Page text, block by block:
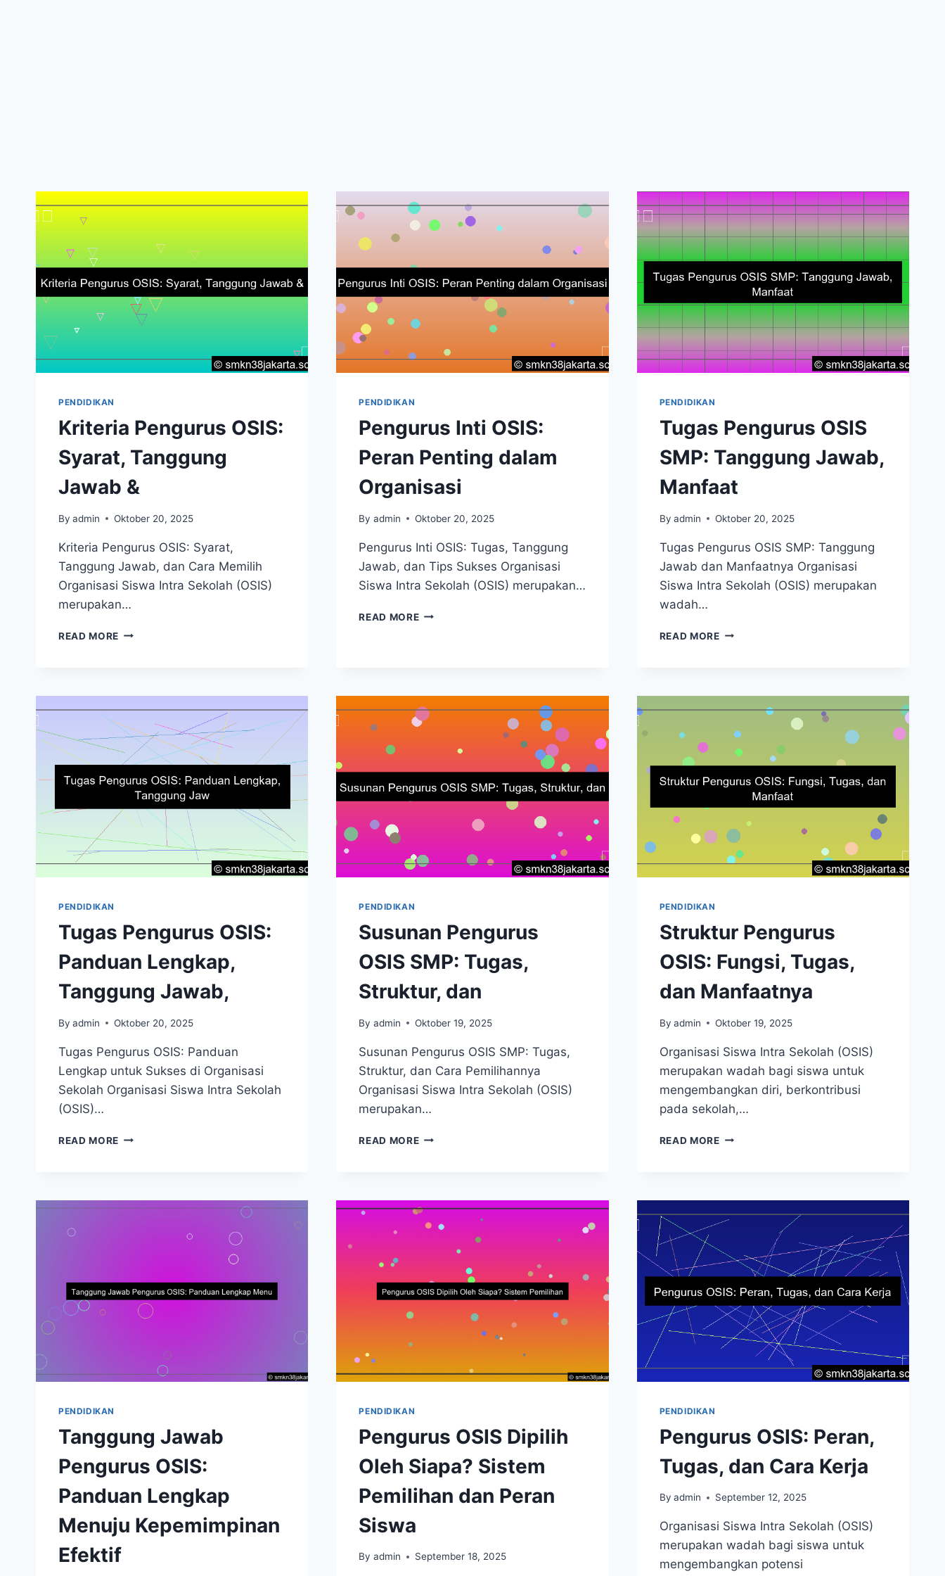
PENDIDIKAN
Kriteria Pengurus OSIS:
Syarat, Tanggung
Jawab &
By admin Oktober 20, 2025
Kriteria Pengurus OSIS: Syarat,
Tanggung Jawab, dan Cara Memilih
Organisasi Siswa Intra Sekolah (OSIS)
merupakan…
READ MORE KRITERIA
&
PENDIDIKAN
Pengurus Inti OSIS:
Peran Penting dalam
Organisasi
By admin Oktober 20, 2025
Pengurus Inti OSIS: Tugas, Tanggung
Jawab, dan Tips Sukses Organisasi
Siswa Intra Sekolah (OSIS) merupakan…
READ MOREPENGURUS
PENDIDIKAN
Tugas Pengurus OSIS
SMP: Tanggung Jawab,
Manfaat
By admin Oktober 20, 2025
Tugas Pengurus OSIS SMP: Tanggung
Jawab dan Manfaatnya Organisasi
Siswa Intra Sekolah (OSIS) merupakan
wadah…
READ MORETUGAS
PENDIDIKAN
Tugas Pengurus OSIS:
Panduan Lengkap,
Tanggung Jawab,
By admin Oktober 20, 2025
Tugas Pengurus OSIS: Panduan
Lengkap untuk Sukses di Organisasi
Sekolah Organisasi Siswa Intra Sekolah
(OSIS)…
READ MORE TUGAS
TANGGUNG
PENDIDIKAN
Susunan Pengurus
OSIS SMP: Tugas,
Struktur, dan
By admin Oktober 19, 2025
Susunan Pengurus OSIS SMP: Tugas,
Struktur, dan Cara Pemilihannya
Organisasi Siswa Intra Sekolah (OSIS)
merupakan…
READ MORESUSUNAN
STRUKTUR,
DAN
PENDIDIKAN
Struktur Pengurus
OSIS: Fungsi, Tugas,
dan Manfaatnya
By admin Oktober 19, 2025
Organisasi Siswa Intra Sekolah (OSIS)
merupakan wadah bagi siswa untuk
mengembangkan diri, berkontribusi
pada sekolah,…
READ MORESTRUKTUR
MANFAATNYA
PENDIDIKAN
Tanggung Jawab
Pengurus OSIS:
Panduan Lengkap
Menuju Kepemimpinan
Efektif
PENDIDIKAN
Pengurus OSIS Dipilih
Oleh Siapa? Sistem
Pemilihan dan Peran
Siswa
By admin September 18, 2025
PENDIDIKAN
Pengurus OSIS: Peran,
Tugas, dan Cara Kerja
By admin September 12, 2025
Organisasi Siswa Intra Sekolah (OSIS)
merupakan wadah bagi siswa untuk
mengembangkan potensi